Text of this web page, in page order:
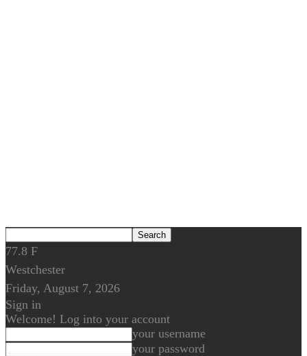
77.8 F
Westchester
Friday, August 7, 2026
Sign in
Welcome! Log into your account
your username
your password